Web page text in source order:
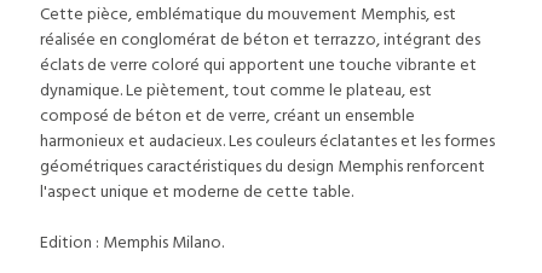
Cette pièce, emblématique du mouvement Memphis, est
réalisée en conglomérat de béton et terrazzo, intégrant des
éclats de verre coloré qui apportent une touche vibrante et
dynamique. Le piètement, tout comme le plateau, est
composé de béton et de verre, créant un ensemble
harmonieux et audacieux. Les couleurs éclatantes et les formes
géométriques caractéristiques du design Memphis renforcent
l'aspect unique et moderne de cette table.
Edition : Memphis Milano.